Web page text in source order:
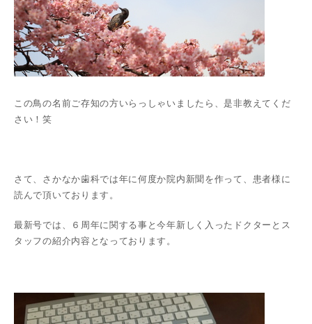
この鳥の名前ご存知の方いらっしゃいましたら、是非教えてくだ
さい！笑
さて、さかなか歯科では年に何度か院内新聞を作って、患者様に
読んで頂いております。
最新号では、６周年に関する事と今年新しく入ったドクターとス
タッフの紹介内容となっております。